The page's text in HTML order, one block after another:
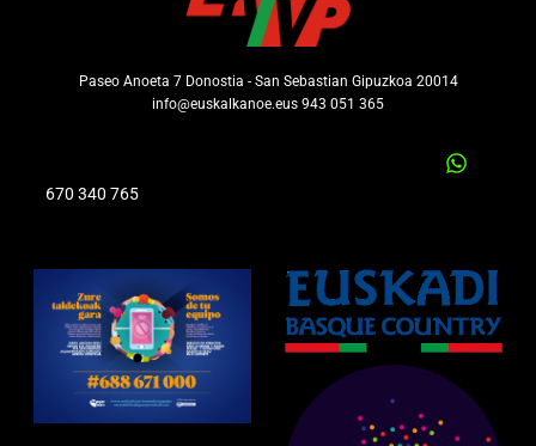
Paseo Anoeta 7 Donostia - San Sebastian Gipuzkoa 20014
info@euskalkanoe.eus 943 051 365
670 340 765